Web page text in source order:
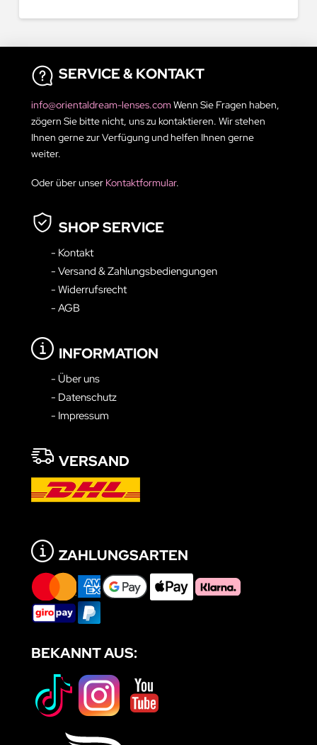
SERVICE & KONTAKT
info@orientaldream-lenses.comWenn Sie Fragen haben,
zögern Sie bitte nicht, uns zu kontaktieren. Wir stehen
Ihnen gerne zur Verfügung und helfen Ihnen gerne
weiter.
Oder über unser Kontaktformular.
SHOP SERVICE
- Kontakt
- Versand & Zahlungsbediengungen
- Widerrufsrecht
- AGB
INFORMATION
- Über uns
- Datenschutz
- Impressum
VERSAND
ZAHLUNGSARTEN
BEKANNT AUS: